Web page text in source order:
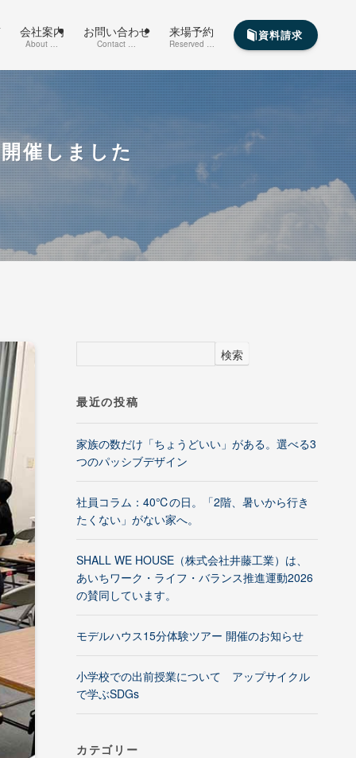
会社案内
About …
お問い合わせ
Contact …
来場予約
Reserved …
資料請求
催しました
検索
最近の投稿
家族の数だけ「ちょうどいい」がある。選べる3
つのパッシブデザイン
社員コラム：40℃の日。「2階、暑いから行き
たくない」がない家へ。
SHALL WE HOUSE（株式会社井藤工業）は、
あいちワーク・ライフ・バランス推進運動2026
の賛同しています。
モデルハウス15分体験ツアー 開催のお知らせ
小学校での出前授業について アップサイクル
で学ぶSDGs
カテゴリー